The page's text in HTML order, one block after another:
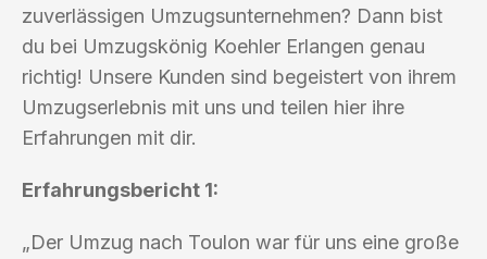
zuverlässigen Umzugsunternehmen? Dann bist
du bei Umzugskönig Koehler Erlangen genau
richtig! Unsere Kunden sind begeistert von ihrem
Umzugserlebnis mit uns und teilen hier ihre
Erfahrungen mit dir.
Erfahrungsbericht 1:
„Der Umzug nach Toulon war für uns eine große